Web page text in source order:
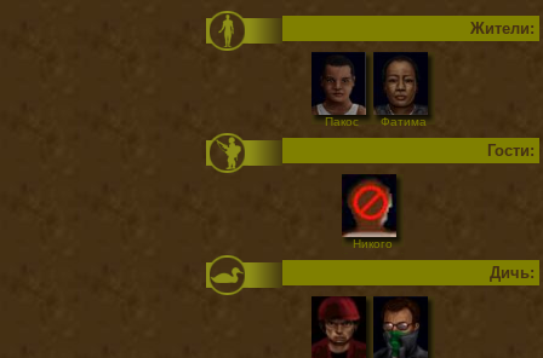
Жители:
Пакос Фатима
Гости:
Никого
Дичь: